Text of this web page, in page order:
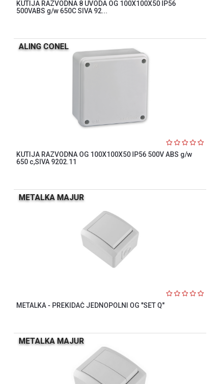
KUTIJA RAZVODNA 8 UVODA OG 100X100X50 IP56
500VABS g/w 650C SIVA 92...
ALING CONEL
KUTIJA RAZVODNA OG 100X100X50 IP56 500V ABS g/w
650 c,SIVA 9202.11
METALKA MAJUR
METALKA - PREKIDAČ JEDNOPOLNI OG "SET Q"
METALKA MAJUR